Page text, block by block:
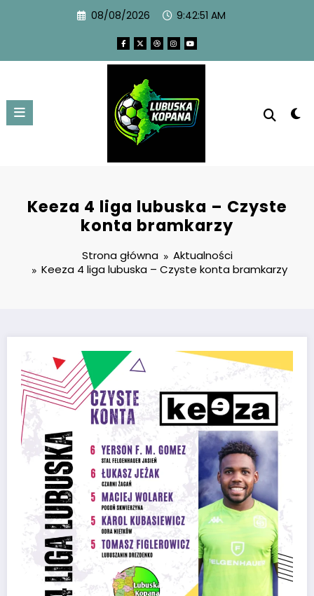
08/08/2026 9:42:52 AM
Keeza 4 liga lubuska – Czyste
konta bramkarzy
Strona główna
Aktualności
Keeza 4 liga lubuska – Czyste konta bramkarzy